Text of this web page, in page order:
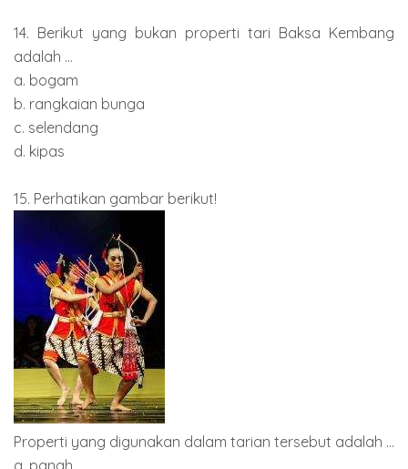
14. Berikut yang bukan properti tari Baksa Kembang
adalah ...
a. bogam
b. rangkaian bunga
c. selendang
d. kipas
15. Perhatikan gambar berikut!
Properti yang digunakan dalam tarian tersebut adalah ...
a. panah